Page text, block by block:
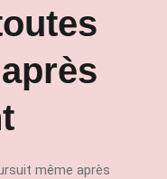
même après